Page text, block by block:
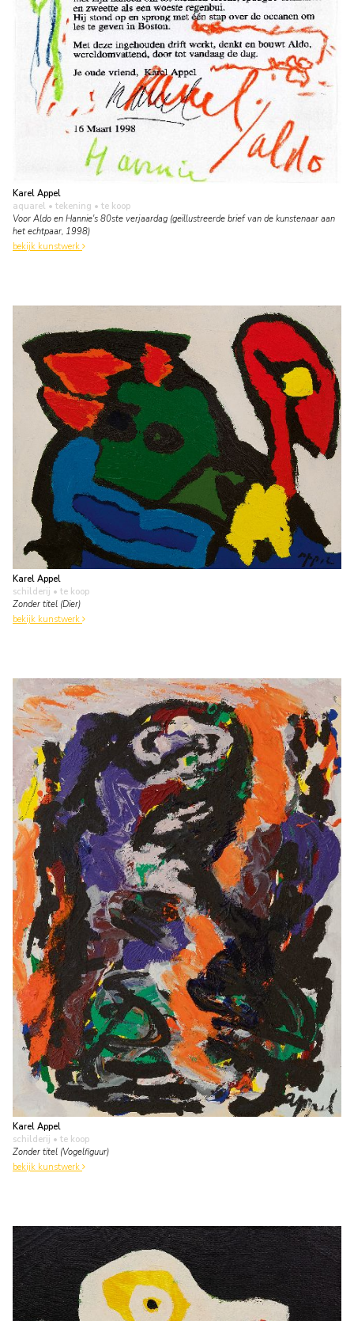
Karel Appel
aquarel • tekening • te koop
Voor Aldo en Hannie's 80ste verjaardag (geïllustreerde brief van de kunstenaar aan
het echtpaar, 1998)
bekijk kunstwerk
Karel Appel
schilderij • te koop
Zonder titel (Dier)
bekijk kunstwerk
Karel Appel
schilderij • te koop
Zonder titel (Vogelfiguur)
bekijk kunstwerk